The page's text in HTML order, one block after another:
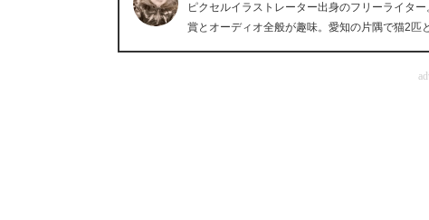
ピクセルイラストレーター出身のフリーライタ
賞とオーディオ全般が趣味。愛知の片隅で猫2匹